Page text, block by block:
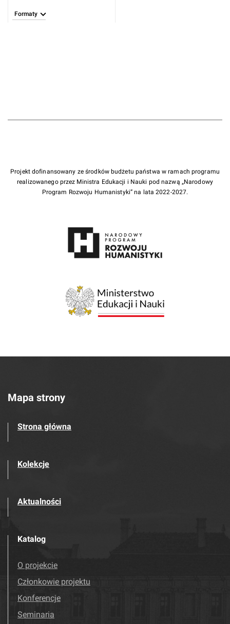
Formaty
Projekt dofinansowany ze środków budżetu państwa w ramach programu
realizowanego przez Ministra Edukacji i Nauki pod nazwą „Narodowy
Program Rozwoju Humanistyki” na lata 2022-2027.
Mapa strony
Strona główna
Kolekcje
Aktualności
Katalog
O projekcie
Członkowie projektu
Konferencje
Seminaria